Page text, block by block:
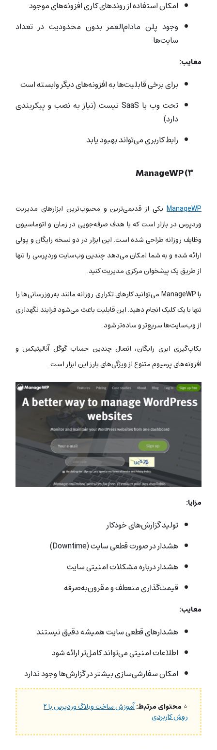
امکان استفاده از روندهای کاری افزونه‌های موجود
وجود پلن مادام‌العمر بدون محدودیت در تعداد
سایت‌ها
معایب:
برای برخی قابلیت‌ها به افزونه‌های دیگر وابسته است
تحت وب یا SaaS نیست (نیاز به نصب و پیکربندی
دارد)
رابط کاربری می‌تواند بهبود یابد
ManageWPیکی از قدیمی‌ترین و محبوب‌ترین ابزارهای مدیریت
وردپرس در بازار است که با هدف صرفه‌جویی در زمان و اتوماسیون
وظایف روزانه طراحی شده است. این ابزار در دو نسخه رایگان و پولی
ارائه شده و به شما امکان می‌دهد چندین وب‌سایت وردپرسی را تنها
از طریق یک پیشخوان مرکزی مدیریت کنید.
با ManageWP می‌توانید کارهای تکراری روزانه مانند به‌روزرسانی‌ها را
تنها با یک کلیک انجام دهید. این قابلیت باعث می‌شود فرایند نگهداری
از وب‌سایت‌ها سریع‌تر و ساده‌تر شود.
بکاپ‌گیری ابری رایگان، اتصال چندین حساب گوگل آنالیتیکس و
افزونه‌های پرمیوم متنوع از ویژگی‌های بارز این ابزار است.
مزایا:
تولید گزارش‌های خودکار
هشدار در صورت قطعی سایت (Downtime)
هشدار درباره مشکلات امنیتی سایت
قیمت‌گذاری منعطف و مقرون‌به‌صرفه
معایب:
هشدارهای قطعی سایت همیشه دقیق نیستند
اطلاعات امنیتی می‌تواند کامل‌تر ارائه شود
امکان سفارشی‌سازی بیشتر در گزارش‌ها وجود ندارد
محتوای مرتبط: آموزش ساخت وبلاگ وردپرس با ۲
روش کاربردی